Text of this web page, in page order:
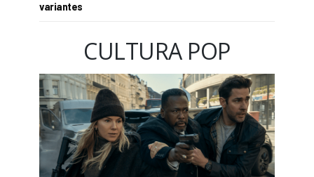
variantes
CULTURA POP